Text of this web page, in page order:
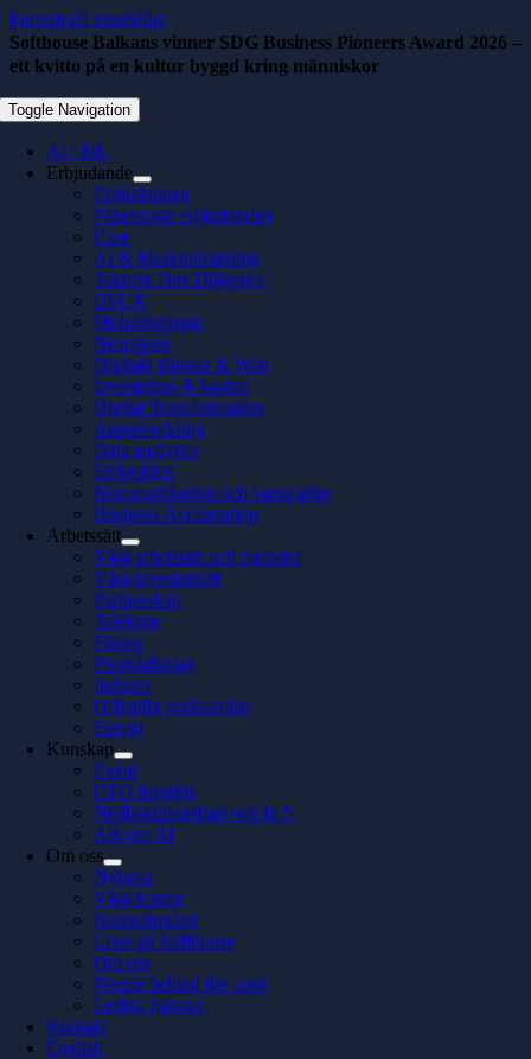
Fortsätt till innehållet
Toggle Navigation
AI / ML
Erbjudande
Erbjudanden
Paketerade erbjudanden
Case
AI & Maskininlärning
Teknisk Due Diligence
UI/UX
Molnlösningar
Nearshore
Digitala tjänster & Web
Investering & kapital
Digital Transformation
Apputveckling
Data analytics
Embedded
Kommunikation och varumärke
Business Acceleration
Arbetssätt
Våra arbetssätt och metoder
Våra leveranssätt
Partnerskap
Telekom
Finans
Produktbolag
Industri
Offentlig verksamhet
Energi
Kunskap
Event
CTO Insights
Nedladdningsbart och In 5
Allt om AI
Om oss
Nyheter
Våra kontor
Konsultquizet
Livet på Softhouse
Om oss
People behind the code
Lediga tjänster
Kontakt
English
Softhouse Balkans vinner SDG Business Pioneers Award 2026 –
ett kvitto på en kultur byggd kring människor
juli 1, 2026